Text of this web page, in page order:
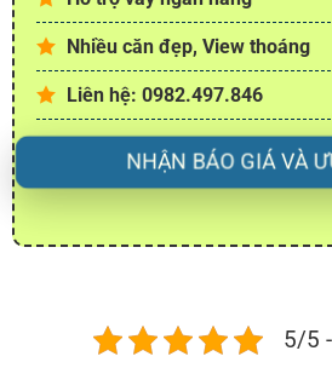
Nhiều căn đẹp, View thoáng
Liên hệ: 0982.497.846
NHẬN BÁO GIÁ VÀ
5/5